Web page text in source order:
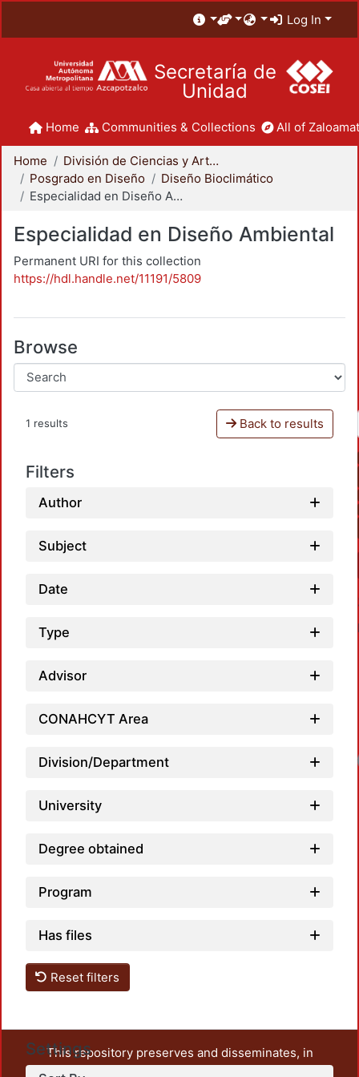
Log In
Secretaría de
Unidad
Home Communities & Collections All of
Home
División de Ciencias y Artes para el Diseño
Posgrado en Diseño
Diseño Bioclimático
Especialidad en Diseño Ambiental
Especialidad en Diseño Ambiental
Permanent URI for this collection
https://hdl.handle.net/11191/5809
Browse
1 results Back to results
Filters
Author
Subject
Date
Type
Advisor
CONAHCYT Area
Division/Department
University
Degree obtained
Program
Has files
Reset filters
Settings
This repository preserves and disseminates, in
unrestricted open access, the teaching and research